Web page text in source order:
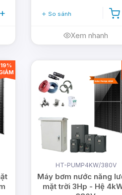
So sánh
Xem nhanh
19%
HT-PUMP4KW/380V
Máy bơm nước năng
mặt trời 3Hp - Hệ